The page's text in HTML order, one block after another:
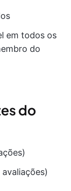
em todos os
do
do